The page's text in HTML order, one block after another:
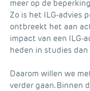
meer op de
Zo is het ILG-advies
ontbreekt het aan
impact van een ILG-
heden in studies
Daarom willen we
verder gaan. Binnen